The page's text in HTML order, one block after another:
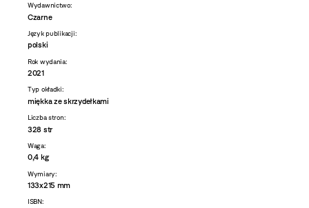
Wydawnictwo:
Czarne
Język publikacji:
polski
Rok wydania:
2021
Typ okładki:
miękka ze skrzydełkami
Liczba stron:
328 str
Waga:
0,4 kg
Wymiary:
133x215 mm
ISBN: